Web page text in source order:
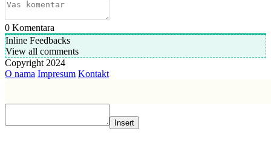
0 Komentara
Inline Feedbacks
View all comments
Copyright 2024
O nama Impresum Kontakt
Insert